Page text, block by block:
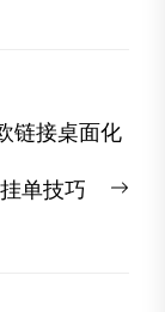
链接桌面化
单技巧